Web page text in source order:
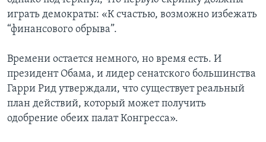
играть демократы: «К счастью, возможно избежать
“финансового обрыва”.
Времени остается немного, но время есть. И
президент Обама, и лидер сенатского большинства
Гарри Рид утверждали, что существует реальный
план действий, который может получить
одобрение обеих палат Конгресса».